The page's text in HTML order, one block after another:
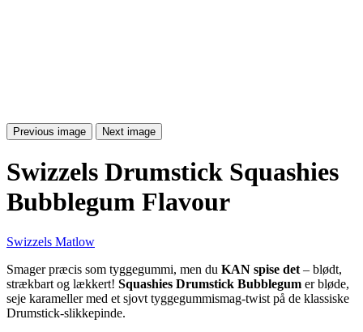
Previous image Next image
Swizzels Drumstick Squashies
Bubblegum Flavour
Swizzels Matlow
Smager præcis som tyggegummi, men du KAN spise det – blødt,
strækbart og lækkert! Squashies Drumstick Bubblegum er bløde,
seje karameller med et sjovt tyggegummismag-twist på de klassiske
Drumstick-slikkepinde.